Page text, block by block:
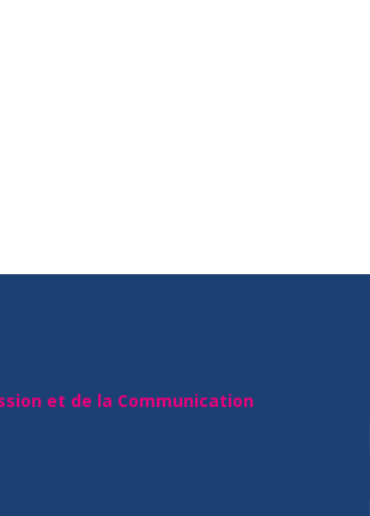
et de la Communication